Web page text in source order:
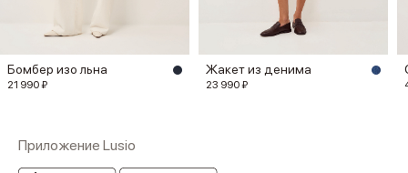
Бомбер изо льна
21 990 ₽
Жакет из денима
23 990 ₽
Приложение Lusio